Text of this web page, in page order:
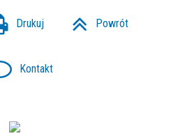
Drukuj Powrót
Kontakt